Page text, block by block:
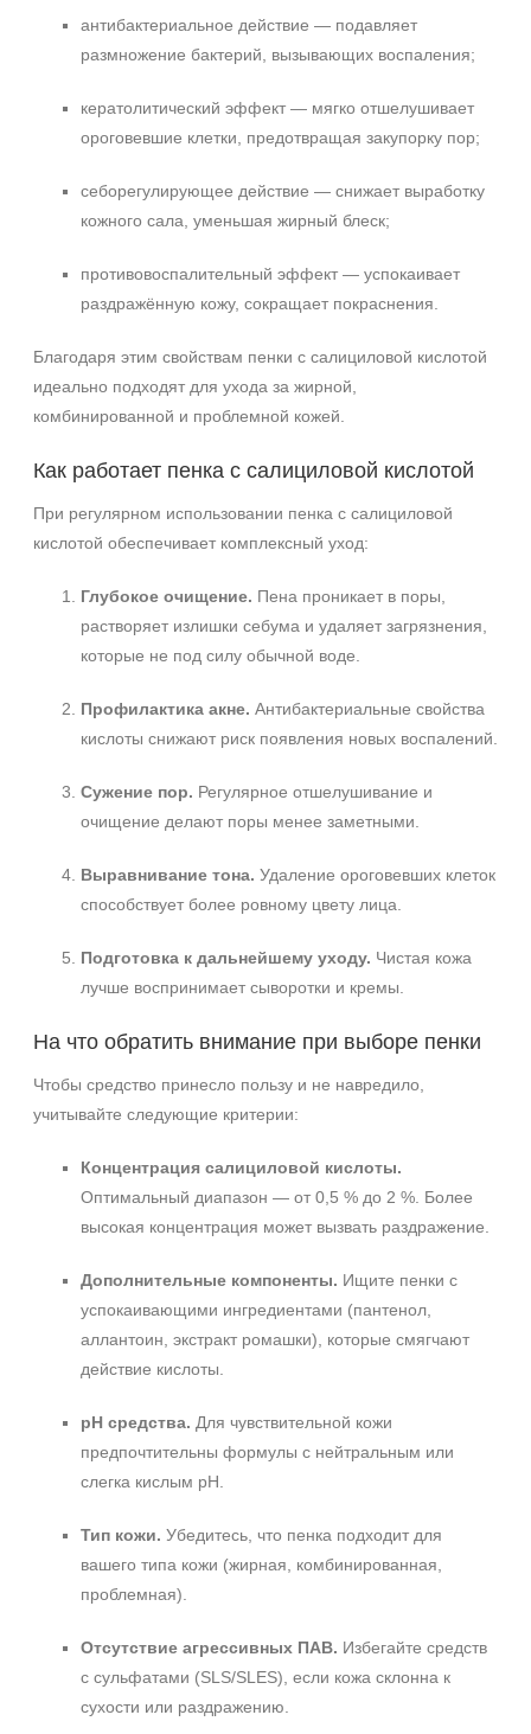
антибактериальное действие — подавляет
размножение бактерий, вызывающих воспаления;
кератолитический эффект — мягко отшелушивает
ороговевшие клетки, предотвращая закупорку пор;
себорегулирующее действие — снижает выработку
кожного сала, уменьшая жирный блеск;
противовоспалительный эффект — успокаивает
раздражённую кожу, сокращает покраснения.
Благодаря этим свойствам пенки с салициловой кислотой
идеально подходят для ухода за жирной,
комбинированной и проблемной кожей.
Как работает пенка с салициловой кислотой
При регулярном использовании пенка с салициловой
кислотой обеспечивает комплексный уход:
Глубокое очищение. Пена проникает в поры,
растворяет излишки себума и удаляет загрязнения,
которые не под силу обычной воде.
Профилактика акне. Антибактериальные свойства
кислоты снижают риск появления новых воспалений.
Сужение пор. Регулярное отшелушивание и
очищение делают поры менее заметными.
Выравнивание тона. Удаление ороговевших клеток
способствует более ровному цвету лица.
Подготовка к дальнейшему уходу. Чистая кожа
лучше воспринимает сыворотки и кремы.
На что обратить внимание при выборе пенки
Чтобы средство принесло пользу и не навредило,
учитывайте следующие критерии:
Концентрация салициловой кислоты.
Оптимальный диапазон — от 0,5 % до 2 %. Более
высокая концентрация может вызвать раздражение.
Дополнительные компоненты. Ищите пенки с
успокаивающими ингредиентами (пантенол,
аллантоин, экстракт ромашки), которые смягчают
действие кислоты.
pH средства. Для чувствительной кожи
предпочтительны формулы с нейтральным или
слегка кислым pH.
Тип кожи. Убедитесь, что пенка подходит для
вашего типа кожи (жирная, комбинированная,
проблемная).
Отсутствие агрессивных ПАВ. Избегайте средств
с сульфатами (SLS/SLES), если кожа склонна к
сухости или раздражению.
+7 (495) 640-58-89
+7 (929) 933-09-89